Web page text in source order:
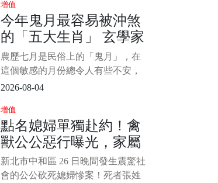
人體產生一系列癥狀；癌細胞還可
轉移到全身各處生長繁殖，導致人
體消瘦、無力、貧血、食欲不振、
發熱以及嚴重的臟器功能受損等
等。 1/5 &nbs
增值
今年鬼月最容易被沖煞
的「五大生肖」 玄學家
警告：小心「兇上加
兇」
農歷七月是民俗上的「鬼月」，在
這個敏感的月份總令人有些不安，
所以我們寧可信其有，遵從老祖宗
平安之外，說不定還能帶來好運。
下面小編為大家盤點在鬼月容易被
沖煞的生肖排行，趕緊來看看吧！
看看這裡面是否有你的生肖。 1/6
2026-08-04
增值
點名媳婦單獨赴約！禽
獸公公惡行曝光，家屬
痛揭她生前被騷擾經
過...
新北市中和區 26 日晚間發生震驚社
會的公公砍死媳婦慘案！死者張姓